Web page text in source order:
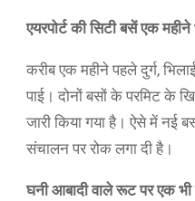
एयरपोर्ट की सिटी बसें एक
​​करीब एक महीने पहले दुर्ग,
पाई। दोनों बसों के परमिट के
जारी किया गया है। ऐसे में नई
संचालन पर रोक लगा दी है।
घनी आबादी वाले रूट पर एक भी